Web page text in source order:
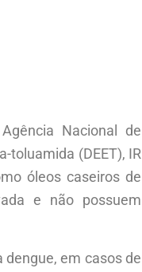
Nacional de
toluamida (DEET), IR
óleos caseiros de
e não possuem
em casos de